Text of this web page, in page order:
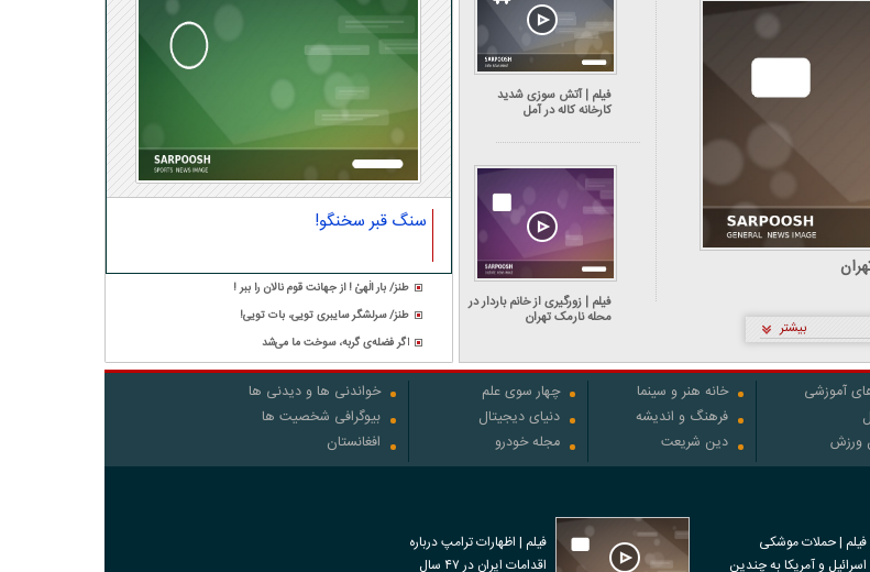
فیلم | آتش سوزی شدید
کارخانه کاله در آمل
فیلم | زورگیری از خانم باردار در
محله نارمک تهران بیشتر
سنگ قبر سخنگو!
طنز/ بار الٰهیٰ ! از جهانت قوم نالان را ببر !
طنز/ سرلشگر سایبری تویی، بات تویی!
اگر فضله‌ی گربه، سوخت ما می‌شد
آموزشی
ورزش
خانه هنر و سینما
فرهنگ و اندیشه
دین شریعت
چهار سوی علم
دنیای دیجیتال
مجله خودرو
خواندنی ها و دیدنی ها
بیوگرافی شخصیت ها
افغانستان
فیلم | حملات موشکی
اسرائیل و آمریکا به چندین
فیلم | اظهارات ترامپ درباره
اقدامات ایران در ۴۷ سال